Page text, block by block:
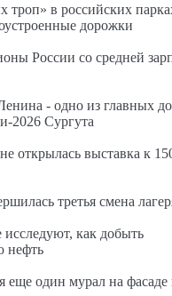
троп» в российских
дорожки
России со средней
- одно из главных
2026 Сургута
открылась выставка к
третья смена
как добыть
нефть
еще один мурал на фасаде